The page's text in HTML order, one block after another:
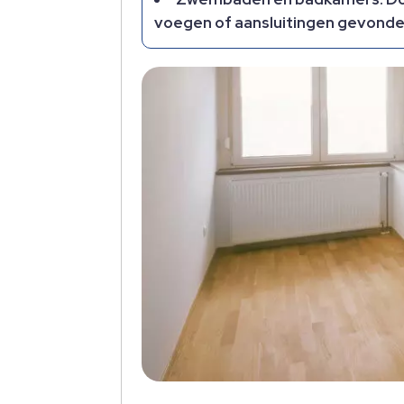
voegen of aansluitingen